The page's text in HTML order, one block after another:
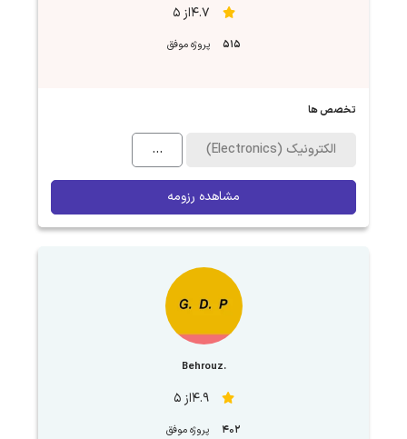
4.7از 5
515 پروژه موفق
تخصص ها
الکترونیک (Electronics) ...
مشاهده رزومه
.Behrouz
4.9از 5
402 پروژه موفق